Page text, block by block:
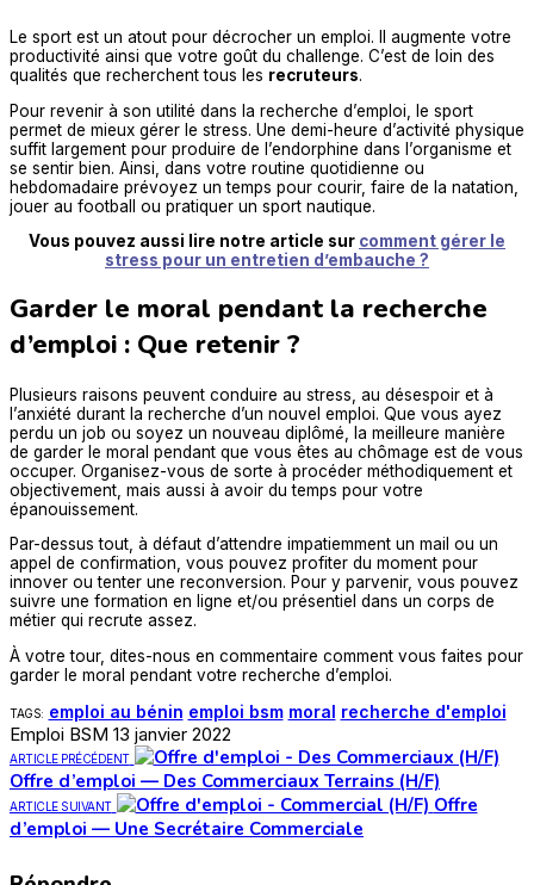
Le sport est un atout pour décrocher un emploi. Il augmente votre
productivité ainsi que votre goût du challenge. C’est de loin des
qualités que recherchent tous les recruteurs.
Pour revenir à son utilité dans la recherche d’emploi, le sport
permet de mieux gérer le stress. Une demi-heure d’activité physique
suffit largement pour produire de l’endorphine dans l’organisme et
se sentir bien. Ainsi, dans votre routine quotidienne ou
hebdomadaire prévoyez un temps pour courir, faire de la natation,
jouer au football ou pratiquer un sport nautique.
Vous pouvez aussi lire notre article sur comment gérer le
stress pour un entretien d’embauche ?
Garder le moral pendant la recherche
d’emploi : Que retenir ?
Plusieurs raisons peuvent conduire au stress, au désespoir et à
l’anxiété durant la recherche d’un nouvel emploi. Que vous ayez
perdu un job ou soyez un nouveau diplômé, la meilleure manière
de garder le moral pendant que vous êtes au chômage est de vous
occuper. Organisez-vous de sorte à procéder méthodiquement et
objectivement, mais aussi à avoir du temps pour votre
épanouissement.
Par-dessus tout, à défaut d’attendre impatiemment un mail ou un
appel de confirmation, vous pouvez profiter du moment pour
innover ou tenter une reconversion. Pour y parvenir, vous pouvez
suivre une formation en ligne et/ou présentiel dans un corps de
métier qui recrute assez.
À votre tour, dites-nous en commentaire comment vous faites pour
garder le moral pendant votre recherche d’emploi.
TAGS: emploi au bénin emploi bsm moral recherche d'emploi
Emploi BSM 13 janvier 2022
ARTICLE PRÉCÉDENT
Offre d’emploi — Des Commerciaux Terrains (H/F)
ARTICLE SUIVANT
Offre
d’emploi — Une Secrétaire Commerciale